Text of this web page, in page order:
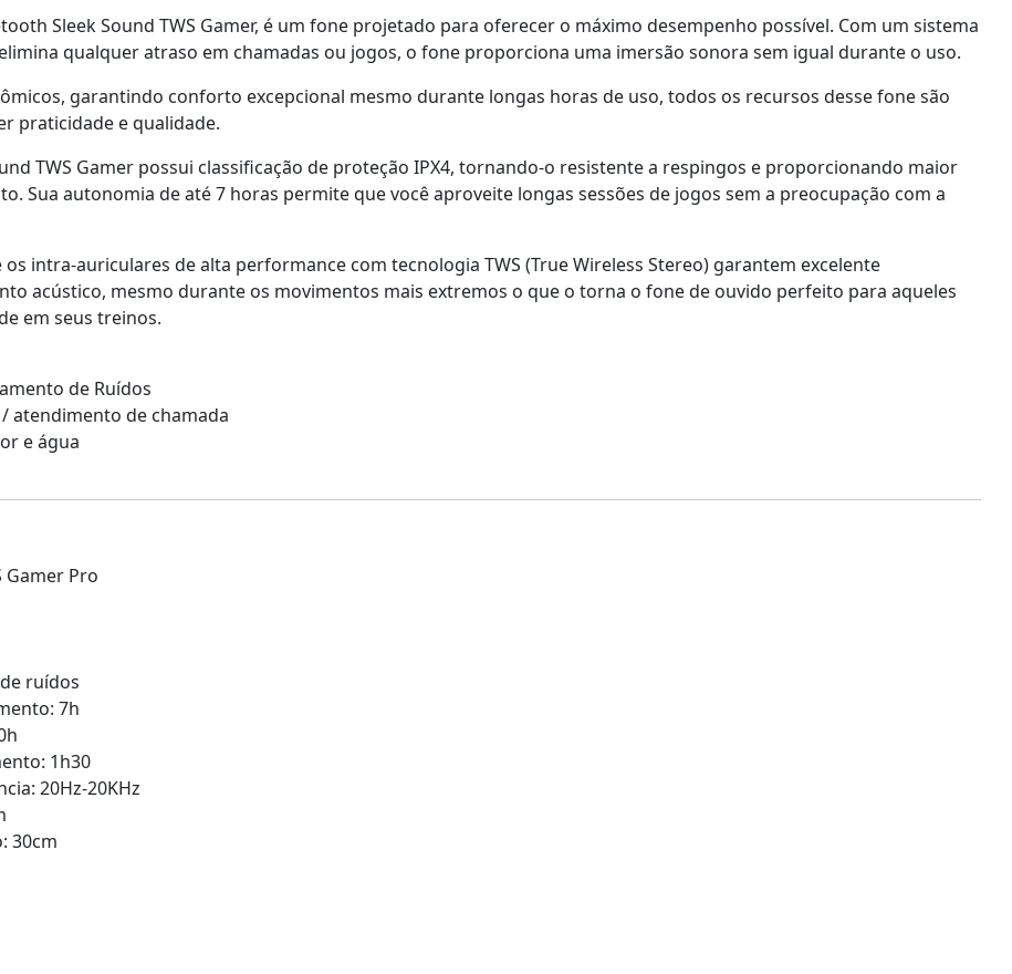
Sleek Sound TWS Gamer, é um fone projetado para oferecer o máximo desempenho possível. Com um sistema
qualquer atraso em chamadas ou jogos, o fone proporciona uma imersão sonora sem igual durante o uso.
garantindo conforto excepcional mesmo durante longas horas de uso, todos os recursos desse fone são
praticidade e qualidade.
TWS Gamer possui classificação de proteção IPX4, tornando-o resistente a respingos e proporcionando maior
Sua autonomia de até 7 horas permite que você aproveite longas sessões de jogos sem a preocupação com a
intra-auriculares de alta performance com tecnologia TWS (True Wireless Stereo) garantem excelente
acústico, mesmo durante os movimentos mais extremos o que o torna o fone de ouvido perfeito para aqueles
em seus treinos.
de Ruídos
atendimento de chamada
e água
Gamer Pro
ruídos
7h
1h30
20Hz-20KHz
30cm